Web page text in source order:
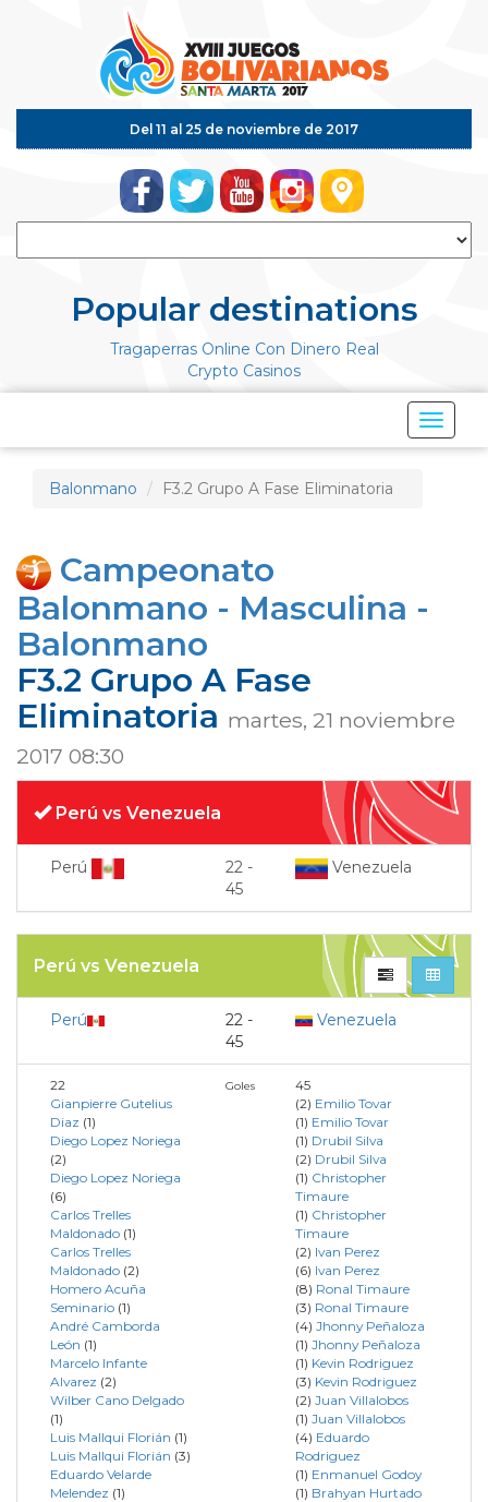
Del 11 al 25 de noviembre de 2017
Popular destinations
Tragaperras Online Con Dinero Real
Crypto Casinos
Mostrar
Menú
Balonmano F3.2 Grupo A Fase Eliminatoria
Campeonato
Balonmano - Masculina -
Balonmano
F3.2 Grupo A Fase
Eliminatoria martes, 21 noviembre
2017 08:30
Perú vs Venezuela
Perú 22 -
45
Venezuela
Perú vs Venezuela
Perú
22 -
45
Venezuela
22
Gianpierre Gutelius
Diaz (1)
Diego Lopez Noriega
(2)
Diego Lopez Noriega
(6)
Carlos Trelles
Maldonado (1)
Carlos Trelles
Maldonado (2)
Homero Acuña
Seminario (1)
André Camborda
León (1)
Marcelo Infante
Alvarez (2)
Wilber Cano Delgado
(1)
Luis Mallqui Florián (1)
Luis Mallqui Florián (3)
Eduardo Velarde
Melendez (1)
Goles
45
(2) Emilio Tovar
(1) Emilio Tovar
(1) Drubil Silva
(2) Drubil Silva
(1) Christopher
Timaure
(1) Christopher
Timaure
(2) Ivan Perez
(6) Ivan Perez
(8) Ronal Timaure
(3) Ronal Timaure
(4)Jhonny Peñaloza
(1)Jhonny Peñaloza
(1) Kevin Rodriguez
(3) Kevin Rodriguez
(2)Juan Villalobos
(1)Juan Villalobos
(4) Eduardo
Rodriguez
(1) Enmanuel Godoy
(1) Brahyan Hurtado